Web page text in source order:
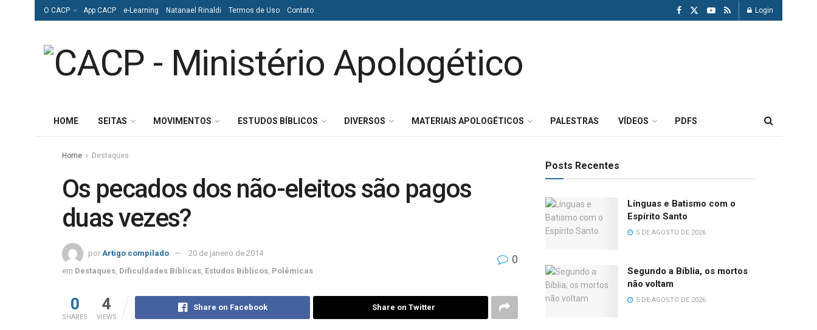
O CACP App CACP e-Learning Natanael Rinaldi Termos de Uso Contato Login
HOME SEITAS MOVIMENTOS ESTUDOS BÍBLICOS DIVERSOS MATERIAIS APOLOGÉTICOS PALESTRAS VÍDEOS PDFS
Home Destaques
Os pecados dos não-eleitos são pagos
duas vezes?
por Artigo compilado
20 de janeiro de 2014
em Destaques Dificuldades Bíblicas Estudos Bíblicos Polêmicas
0
0
SHARES
4
VIEWS
Share on Facebook Share on Twitter
Posts Recentes
Línguas e Batismo com o
Espírito Santo
5 DE AGOSTO DE 2026
Segundo a Bíblia, os mortos
não voltam
5 DE AGOSTO DE 2026